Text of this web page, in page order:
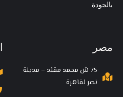
بالجودة
مصر
75 ش محمد مقلد – مدينة
نصر لقاهرة